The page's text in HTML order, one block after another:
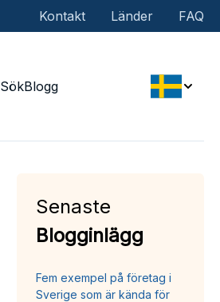
Kontakt Länder FAQ
SökBlogg
Senaste
Blogginlägg
Fem exempel på företag i
Sverige som är kända för